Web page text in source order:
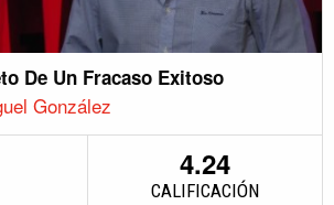
De Un Fracaso Exitoso
González
4.24
CALIFICACIÓN